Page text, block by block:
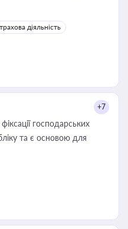
діяльність
+7
господарських
та є основою для